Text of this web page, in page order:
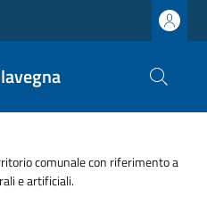
comunale con riferimento a
e artificiali.